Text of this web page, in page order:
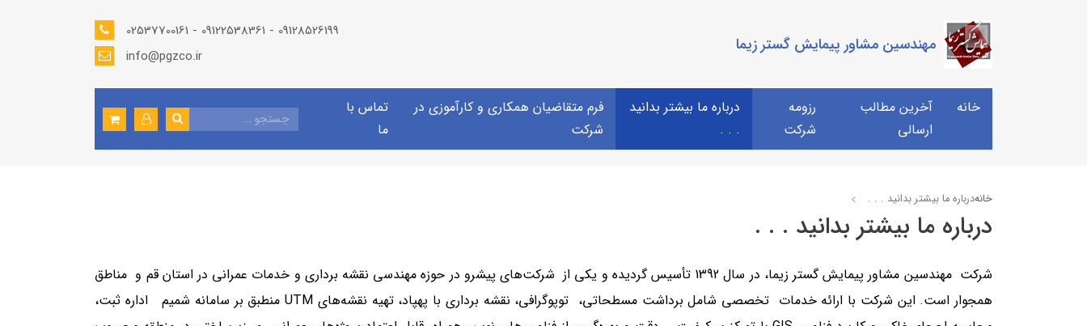
مهندسین مشاور پیمایش گستر زیما
02537700161 - 09122538361 - 09128526199
info@pgzco.ir
خانه
آخرین مطالب
ارسالی
رزومه
شرکت
درباره ما بیشتر بدانید
. . .
فرم متقاضیان همکاری و کارآموزی در
شرکت
تماس با
ما
خانهدرباره ما بیشتر بدانید . . .
درباره ما بیشتر بدانید . . .
شرکت مهندسین مشاور پیمایش گستر زیما، در سال 1392 تأسیس گردیده و یکی از شرکت‌های پیشرو در حوزه مهندسی نقشه برداری و خدمات عمرانی در استان قم و مناطق
همجوار است. این شرکت با ارائه خدمات تخصصی شامل برداشت مسطحاتی، توپوگرافی، نقشه برداری با پهپاد، تهیه نقشه‌های UTM منطبق بر سامانه شمیم اداره ثبت،